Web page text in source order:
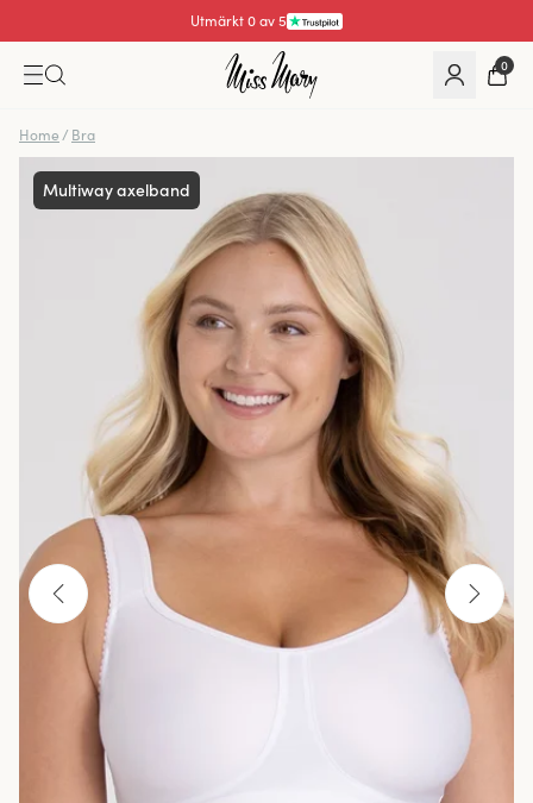
Utmärkt 4.3 av 5
0
Home / Bra
Multiway axelband